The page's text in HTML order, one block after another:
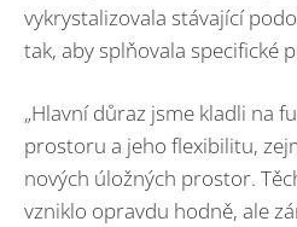
vykrystalizovala stávající
tak, aby splňovala specifické
„Hlavní důraz jsme kladli na
prostoru a jeho flexibilitu,
nových úložných prostor.
vzniklo opravdu hodně, ale